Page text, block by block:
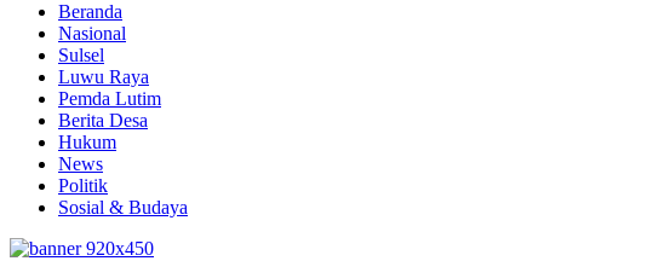
Beranda
Nasional
Sulsel
Luwu Raya
Pemda Lutim
Berita Desa
Hukum
News
Politik
Sosial & Budaya